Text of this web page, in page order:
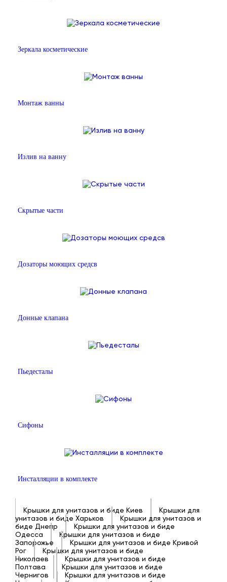
Зеркала косметические
Монтаж ванны
Излив на ванну
Скрытые части
Дозаторы моющих средсв
Донные клапана
Пьедесталы
Сифоны
Инсталляции в комплекте
Крышки для унитазов и биде Киев
Крышки для
унитазов и биде Харьков
Крышки для унитазов и
биде Днепр
Крышки для унитазов и биде
Одесса
Крышки для унитазов и биде
Запорожье
Крышки для унитазов и биде Кривой
Рог
Крышки для унитазов и биде
Николаев
Крышки для унитазов и биде
Полтава
Крышки для унитазов и биде
Чернигов
Крышки для унитазов и биде